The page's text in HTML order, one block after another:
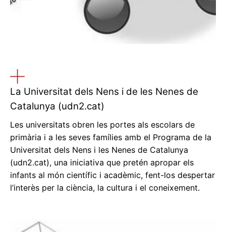
La Universitat dels Nens i de les Nenes de
Catalunya (udn2.cat)
Les universitats obren les portes als escolars de
primària i a les seves famílies amb el Programa de la
Universitat dels Nens i les Nenes de Catalunya
(udn2.cat), una iniciativa que pretén apropar els
infants al món científic i acadèmic, fent-los despertar
l’interès per la ciència, la cultura i el coneixement.